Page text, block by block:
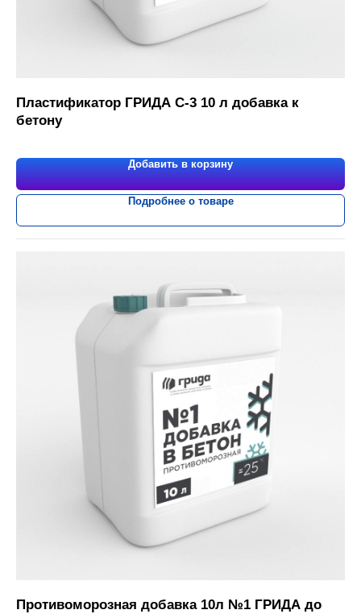
Пластификатор ГРИДА С-3 10 л добавка к
бетону
Добавить в корзину
Подробнее о товаре
Противоморозная добавка 10л №1 ГРИДА до